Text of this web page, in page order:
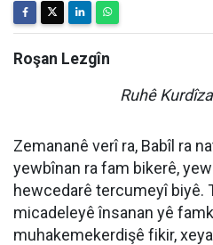
Roşan Lezgîn
Ruhê
Zemananê verî ra, Babîl ra
yewbînan ra fam bikerê,
hewcedarê tercumeyî biyê.
micadeleyê însanan yê
muhakemekerdişê fikir,